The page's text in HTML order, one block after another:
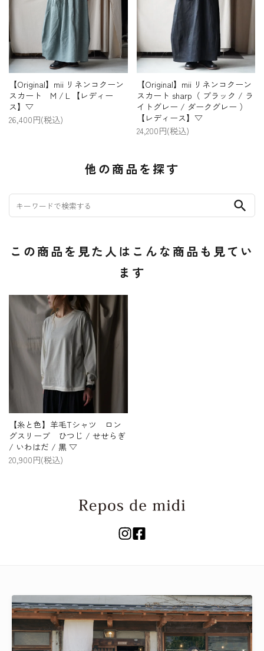
【Original】mii リネンコクーン
スカート M /Ｌ【レディー
ス】▽
26,400円(税込)
【Original】mii リネンコクーン
スカート sharp（ ブラック / ラ
イトグレー / ダークグレー ）
【レディース】▽
24,200円(税込)
他の商品を探す
search
この商品を見た人はこんな商品も見てい
ます
【糸と色】羊毛Tシャツ ロン
グスリーブ ひつじ / せせらぎ
/ いわはだ / 黒 ▽
20,900円(税込)